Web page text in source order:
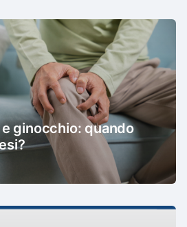
ginocchio: quando